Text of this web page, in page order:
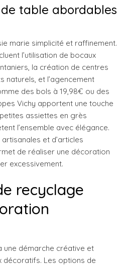
table abordables
marie simplicité et raffinement.
l’utilisation de bocaux
la création de centres
naturels, et l’agencement
des bols à 19,98€ ou des
Vichy apportent une touche
assiettes en grès
l’ensemble avec élégance.
et d’articles
de réaliser une décoration
excessivement.
recyclage
une démarche créative et
décoratifs. Les options de